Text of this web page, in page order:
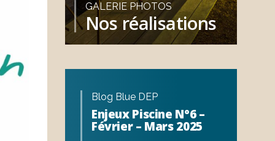
GALERIE PHOTOS
Nos réalisations
Blog Blue DEP
Enjeux Piscine N°6 –
Février – Mars 2025